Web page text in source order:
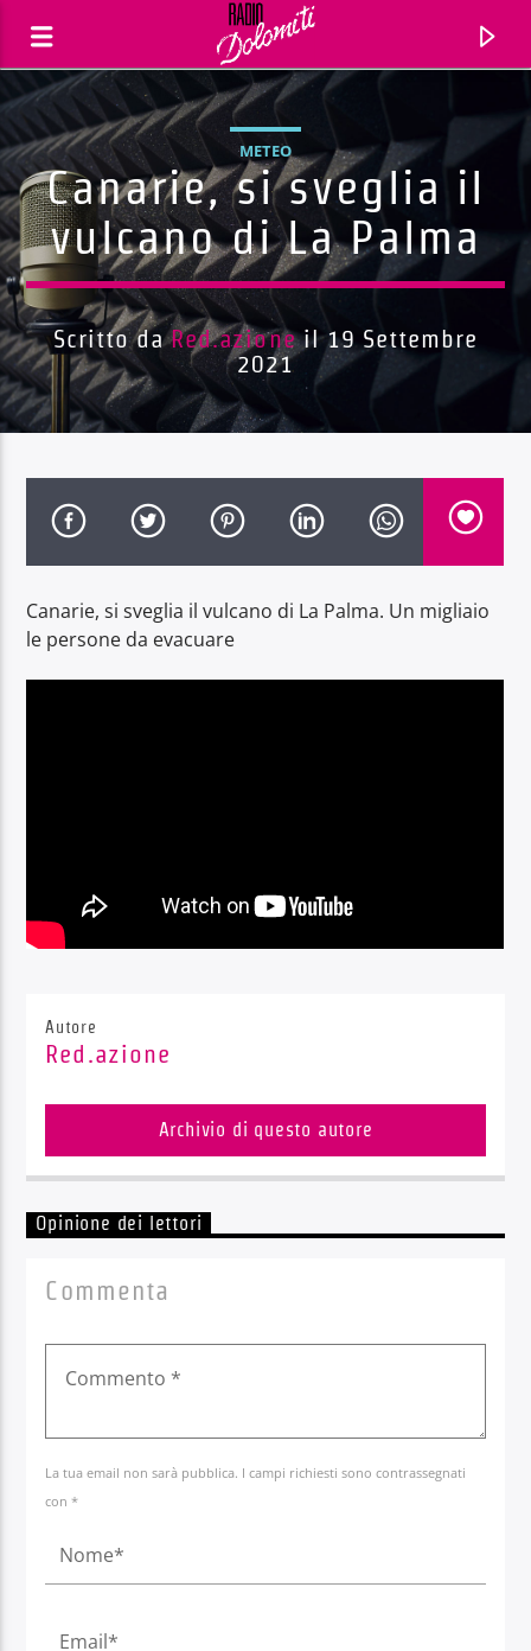
Titolo
Artista
METEO
Canarie, si sveglia il
vulcano di La Palma
Scritto daRed.azioneil 19 Settembre
2021
Canarie, si sveglia il vulcano di La Palma. Un migliaio
le persone da evacuare
Autore
Red.azione
Archivio di questo autore
Opinione dei lettori
Commenta
La tua email non sarà pubblica. I campi richiesti sono contrassegnati
con *